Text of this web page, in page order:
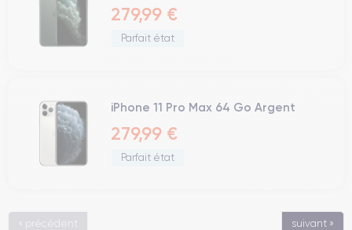
279,99 €
Parfait état
iPhone 11 Pro Max 64 Go Argent
279,99 €
Parfait état
« précédent suivant »